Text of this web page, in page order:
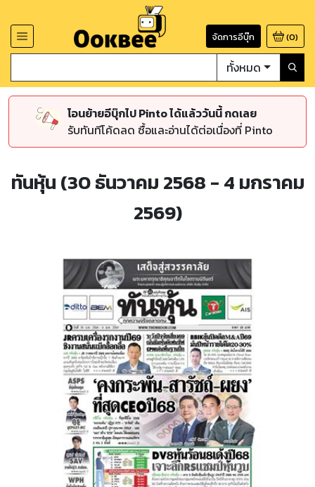
จัดการอีบุ๊ก (0)
ทั้งหมด
โอนย้ายอีบุ๊กไป Pinto ได้แล้ววันนี้ กดเลย
รับทันทีโค้ดลด ซื้อและอ่านได้ต่อเนื่องที่ Pinto
ทันหุ้น (30 ธันวาคม 2568 - 4 มกราคม
2569)